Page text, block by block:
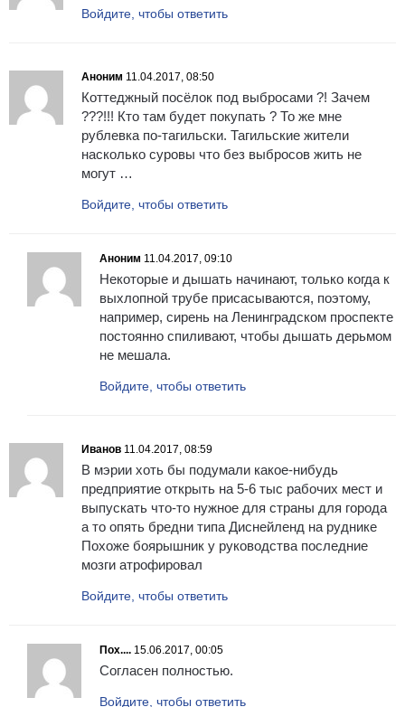
Войдите, чтобы ответить
Аноним 11.04.2017, 08:50
Коттеджный посёлок под выбросами ?! Зачем
???!!! Кто там будет покупать ? То же мне
рублевка по-тагильски. Тагильские жители
насколько суровы что без выбросов жить не
могут …
Войдите, чтобы ответить
Аноним 11.04.2017, 09:10
Некоторые и дышать начинают, только когда к
выхлопной трубе присасываются, поэтому,
например, сирень на Ленинградском проспекте
постоянно спиливают, чтобы дышать дерьмом
не мешала.
Войдите, чтобы ответить
Иванов 11.04.2017, 08:59
В мэрии хоть бы подумали какое-нибудь
предприятие открыть на 5-6 тыс рабочих мест и
выпускать что-то нужное для страны для города
а то опять бредни типа Диснейленд на руднике
Похоже боярышник у руководства последние
мозги атрофировал
Войдите, чтобы ответить
Пох.... 15.06.2017, 00:05
Согласен полностью.
Войдите, чтобы ответить